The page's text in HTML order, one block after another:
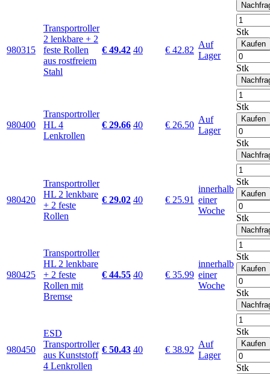
980315
Transportroller
2 lenkbare + 2
feste Rollen
aus rostfreiem
Stahl
€ 49.42 40 € 42.82
Auf
Lager
Stk
Kaufen
Stk
980400
Transportroller
HL 4
Lenkrollen
€ 29.66 40 € 26.50
Auf
Lager
Stk
Kaufen
Stk
980420
Transportroller
HL 2 lenkbare
+ 2 feste
Rollen
€ 29.02 40 € 25.91
innerhalb
einer
Woche
Stk
Kaufen
Stk
980425
Transportroller
HL 2 lenkbare
+ 2 feste
Rollen mit
Bremse
€ 44.55 40 € 35.99
innerhalb
einer
Woche
Stk
Kaufen
Stk
980450
ESD
Transportroller
aus Kunststoff
4 Lenkrollen
€ 50.43 40 € 38.92
Auf
Lager
Stk
Kaufen
Stk